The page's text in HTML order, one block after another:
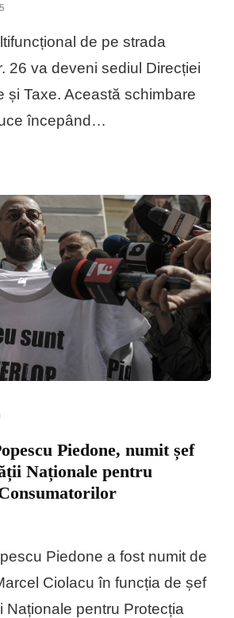
de pe strada
26 va deveni sediul Direcției
și Taxe. Această schimbare
începând…
Piedone, numit șef
Naționale pentru
Piedone a fost numit de
Ciolacu în funcția de șef
Naționale pentru Protecția